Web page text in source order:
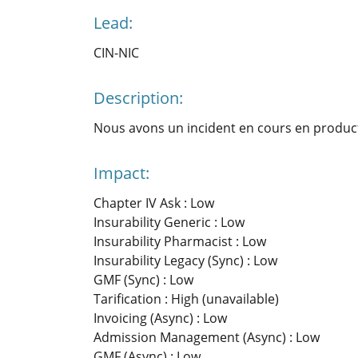
Lead:
CIN-NIC
Description:
Nous avons un incident en cours en
Impact:
Chapter IV Ask : Low
Insurability Generic : Low
Insurability Pharmacist : Low
Insurability Legacy (Sync) : Low
GMF (Sync) : Low
Tarification : High (unavailable)
Invoicing (Async) : Low
Admission Management (Async) : Low